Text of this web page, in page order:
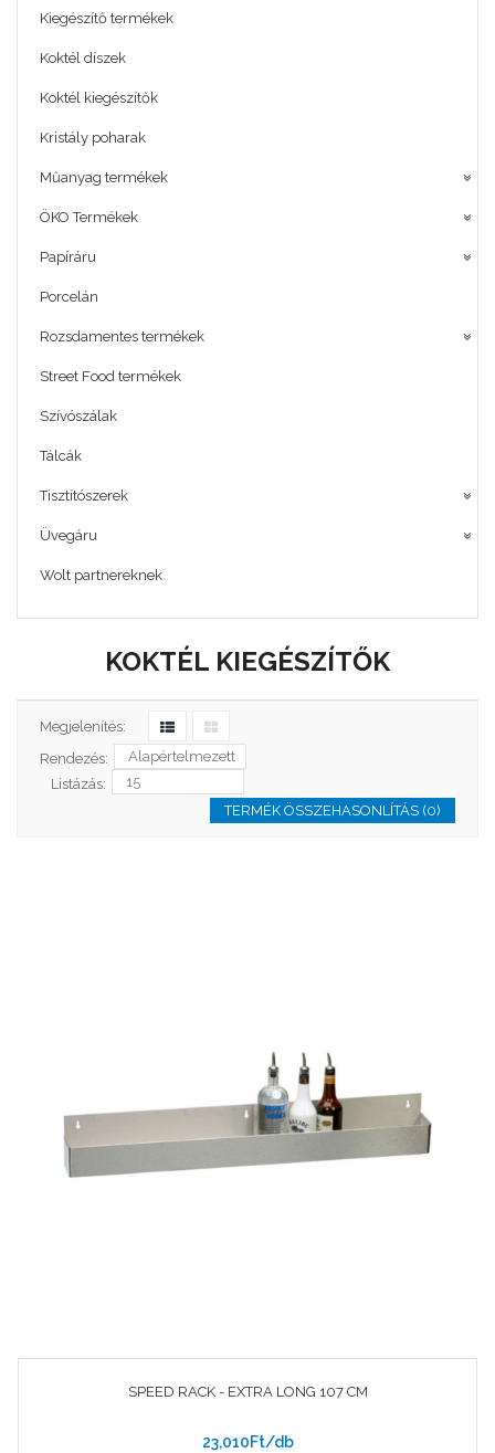
Kiegészítő termékek
Koktél díszek
Koktél kiegészítők
Kristály poharak
Műanyag termékek
ÖKO Termékek
Papíráru
Porcelán
Rozsdamentes termékek
Street Food termékek
Szívószálak
Tálcák
Tisztítószerek
Üvegáru
Wolt partnereknek
KOKTÉL KIEGÉSZÍTŐK
Megjelenítés:
Rendezés:
Listázás:
TERMÉK ÖSSZEHASONLÍTÁS (0)
SPEED RACK - EXTRA LONG 107 CM
23,010Ft/db